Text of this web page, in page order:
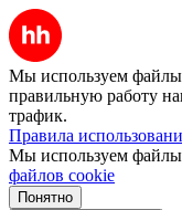
Мы используем файлы
правильную работу
трафик.
Правила
Мы используем файлы
файлов cookie
Понятно